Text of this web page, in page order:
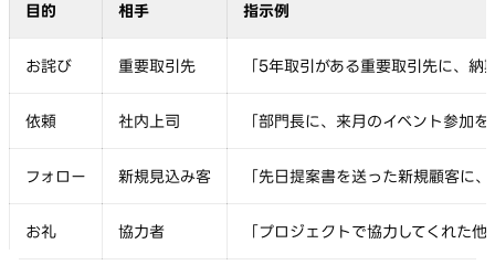
目的 相手 指示例
お詫び 重要取引先 「5年取引がある重要取引先に、納
依頼 社内上司 「部門長に、来月のイベント参加
フォロー 新規見込み客 「先日提案書を送った新規顧客に
お礼 協力者 「プロジェクトで協力してくれた